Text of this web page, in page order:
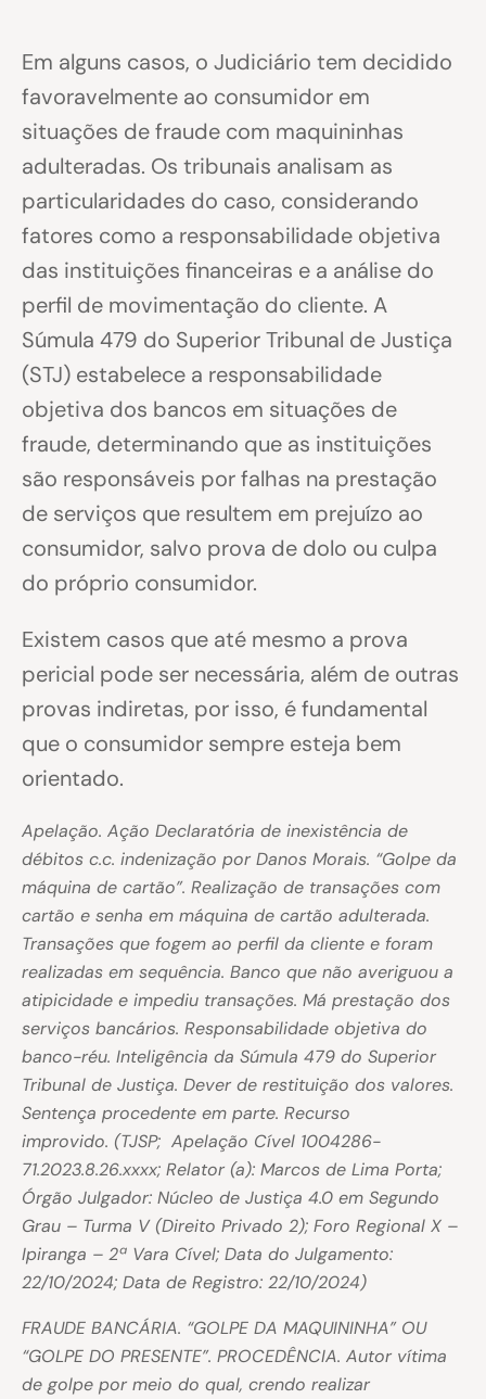
Em alguns casos, o Judiciário tem decidido
favoravelmente ao consumidor em
situações de fraude com maquininhas
adulteradas. Os tribunais analisam as
particularidades do caso, considerando
fatores como a responsabilidade objetiva
das instituições financeiras e a análise do
perfil de movimentação do cliente. A
Súmula 479 do Superior Tribunal de Justiça
(STJ) estabelece a responsabilidade
objetiva dos bancos em situações de
fraude, determinando que as instituições
são responsáveis por falhas na prestação
de serviços que resultem em prejuízo ao
consumidor, salvo prova de dolo ou culpa
do próprio consumidor.
Existem casos que até mesmo a prova
pericial pode ser necessária, além de outras
provas indiretas, por isso, é fundamental
que o consumidor sempre esteja bem
orientado.
Apelação. Ação Declaratória de inexistência de
débitos c.c. indenização por Danos Morais. “Golpe da
máquina de cartão”. Realização de transações com
cartão e senha em máquina de cartão adulterada.
Transações que fogem ao perfil da cliente e foram
realizadas em sequência. Banco que não averiguou a
atipicidade e impediu transações. Má prestação dos
serviços bancários. Responsabilidade objetiva do
banco-réu. Inteligência da Súmula 479 do Superior
Tribunal de Justiça. Dever de restituição dos valores.
Sentença procedente em parte. Recurso
improvido. (TJSP; Apelação Cível 1004286-
71.2023.8.26.xxxx; Relator (a): Marcos de Lima Porta;
Órgão Julgador: Núcleo de Justiça 4.0 em Segundo
Grau – Turma V (Direito Privado 2); Foro Regional X –
Ipiranga – 2ª Vara Cível; Data do Julgamento:
22/10/2024; Data de Registro: 22/10/2024)
FRAUDE BANCÁRIA. “GOLPE DA MAQUININHA” OU
“GOLPE DO PRESENTE”. PROCEDÊNCIA. Autor vítima
de golpe por meio do qual, crendo realizar